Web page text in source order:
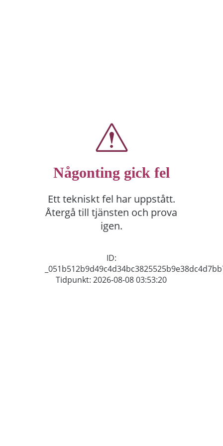
Någonting gick fel
Ett tekniskt fel har uppstått.
Återgå till tjänsten och prova
igen.
ID:
Tidpunkt: 2026-08-08 03:53:20